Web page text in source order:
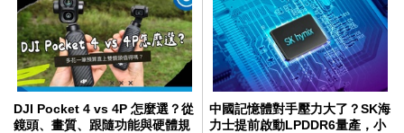
DJI Pocket 4 vs 4P 怎麼選？從
鏡頭、畫質、跟隨功能與硬體規
中國記憶體對手壓力大了？SK海
力士提前啟動LPDDR6量產，小